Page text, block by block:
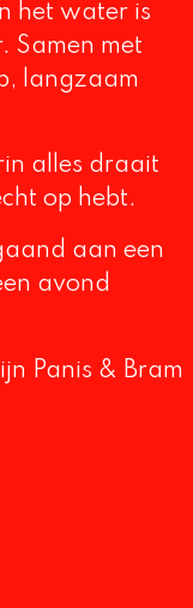
het water is
Samen met
langzaam
alles draait
op hebt.
aan een
avond
Panis & Bram